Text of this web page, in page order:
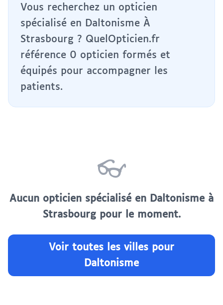
Vous recherchez un opticien
spécialisé en Daltonisme À
Strasbourg ? QuelOpticien.fr
référence 0 opticien formés et
équipés pour accompagner les
patients.
👓
Aucun opticien spécialisé en Daltonisme à
Strasbourg pour le moment.
Voir toutes les villes pour
Daltonisme